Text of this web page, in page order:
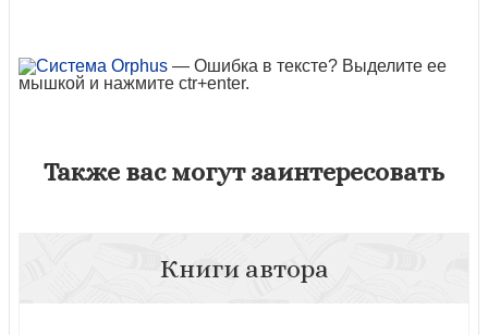
— Ошибка в тексте? Выделите ее
мышкой и нажмите ctr+enter.
Также вас могут заинтересовать
Книги автора